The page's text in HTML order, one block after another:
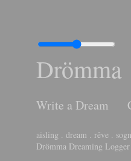
Drömma
Write a Dream
aisling . dream . rêve .
Drömma Dreaming